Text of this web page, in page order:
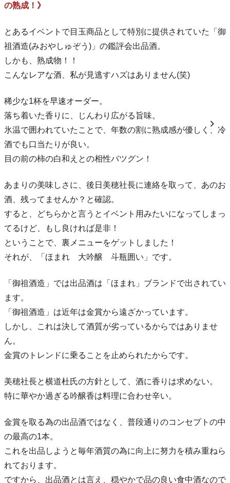
の熟成！》
とあるイベントで目玉商品として特別に提供されていた「御
祖酒造(みおやしゅぞう)」の鑑評会出品酒。
しかも、熟成物！！
こんなレアな酒、私が見逃すハズはありません(笑)
稀少な1杯を早速オーダー。
落ち着いた香りに、じんわり広がる旨味。
氷温で囲われていたことで、年数の割に熟成感が優しく、冷
酒でも口当たりが良い。
目の前の柿の白和えとの相性バツグン！
あまりの美味しさに、後日美穂社長に連絡を取って、あのお
酒、残ってませんか？と確認。
すると、どちらかと言うとイベント用みたいになってしまっ
てるけど、もし良ければ是非！
ということで、裏メニューをゲットしました！
それが、「ほまれ 大吟醸 斗瓶囲い」です。
「御祖酒造」では出品酒は「ほまれ」ブランドで出されてい
ます。
「御祖酒造」は近年は金賞から遠ざかっています。
しかし、これは決して酒質が劣っているからではありませ
ん。
金賞のトレンドに乗ることを止められたからです。
美穂社長と横道杜氏の方針として、酒に香りは求めない。
特に華やか過ぎる吟醸香は料理に合わせ辛い。
金賞を取る為の出品酒ではなく、普段通りのコンセプトの中
の最高の1本。
これを出品しようと毎年酒質の為に向上に努力を積み重ねら
れております。
ですから、出品酒とは言え、穏やかで品の良い食中酒なので